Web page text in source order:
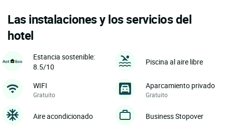
Las instalaciones y los servicios del
hotel
Estancia sostenible:
8.5/10
Piscina al aire libre
WIFI
Gratuito
Aparcamiento privado
Gratuito
Aire acondicionado Business Stopover